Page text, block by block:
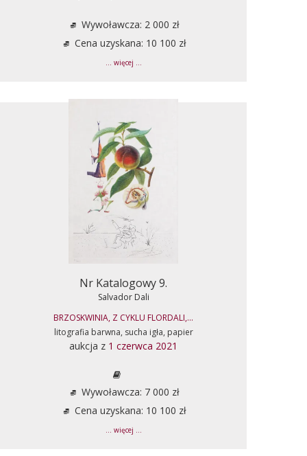
Wywoławcza: 2 000 zł
Cena uzyskana: 10 100 zł
... więcej ...
Nr Katalogowy 9.
Salvador Dali
BRZOSKWINIA, Z CYKLU FLORDALI,...
litografia barwna, sucha igła, papier
aukcja z 1 czerwca 2021
Wywoławcza: 7 000 zł
Cena uzyskana: 10 100 zł
... więcej ...